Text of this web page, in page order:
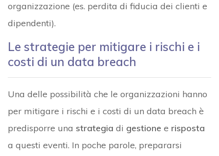
organizzazione (es. perdita di fiducia dei clienti e
dipendenti).
Le strategie per mitigare i rischi e i
costi di un data breach
Una delle possibilità che le organizzazioni hanno
per mitigare i rischi e i costi di un data breach è
predisporre una strategia di gestione e risposta
a questi eventi. In poche parole, prepararsi